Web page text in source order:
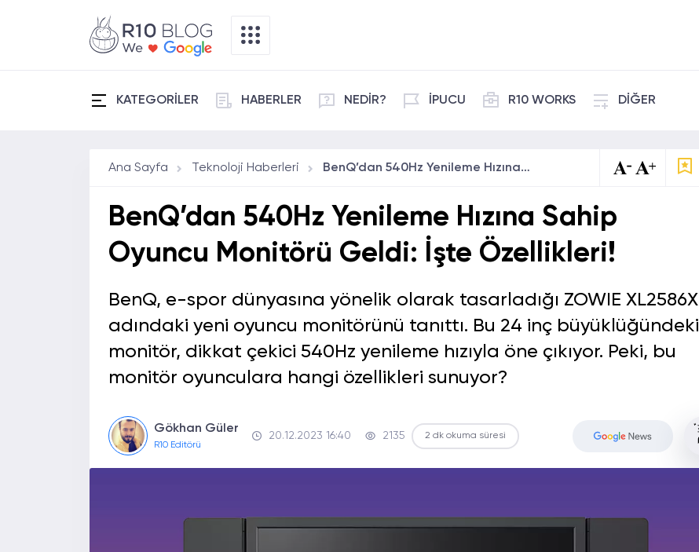
KATEGORİLER HABERLER NEDİR? İPUCU R10 WORKS DİĞER
Ana Sayfa Teknoloji Haberleri BenQ’dan 540Hz Yenileme Hızına Sahip Oyuncu Monitörü Geldi: İşte Özellikleri!
BenQ’dan 540Hz Yenileme Hızına Sahip
Oyuncu Monitörü Geldi: İşte Özellikleri!
BenQ, e-spor dünyasına yönelik olarak tasarladığı ZOWIE XL2586X
adındaki yeni oyuncu monitörünü tanıttı. Bu 24 inç büyüklüğündeki
monitör, dikkat çekici 540Hz yenileme hızıyla öne çıkıyor. Peki, bu
monitör oyunculara hangi özellikleri sunuyor?
Gökhan Güler
R10 Editörü
20.12.2023 16:40 2135 2 dk okuma süresi